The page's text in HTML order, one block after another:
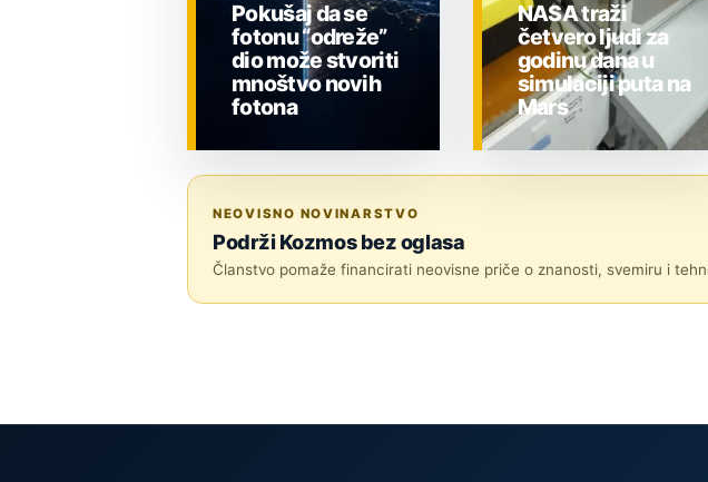
Pokušaj da se
fotonu “odreže”
dio može stvoriti
mnoštvo novih
fotona
NASA traži
četvero ljudi za
godinu dana u
simulaciji puta na
Mars
NEOVISNO NOVINARSTVO
Podrži Kozmos bez oglasa
Članstvo pomaže financirati neovisne priče o znanosti, svemiru i